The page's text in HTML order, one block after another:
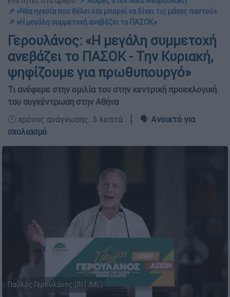
📌 «Νέα ηγεσία που θέλει και μπορεί να δίνει τις μάχες παντού»
📌 «Η μεγάλη συμμετοχή ανεβάζει το ΠΑΣΟΚ»
Γερουλάνος: «Η μεγάλη συμμετοχή
ανεβάζει το ΠΑΣΟΚ - Την Κυριακή,
ψηφίζουμε για πρωθυπουργό»
Τι ανέφερε στην ομιλία του στην κεντρική προεκλογική
του συγκέντρωση στην Αθήνα
🕛 χρόνος ανάγνωσης: 5 λεπτά ┋ 🗣️ Ανοικτό για
σχολιασμό
Παύλος Γερουλάνος (INTIME)